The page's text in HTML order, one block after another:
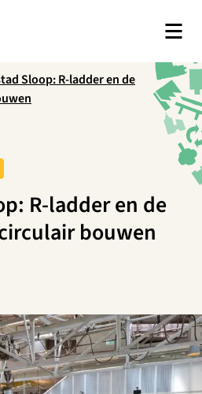
Menu
Sloop: R-ladder en de
R-ladder en de
bouwen